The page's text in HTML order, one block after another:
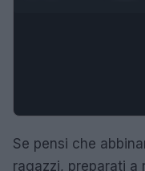
Se pensi che
ragazzi, preparati a